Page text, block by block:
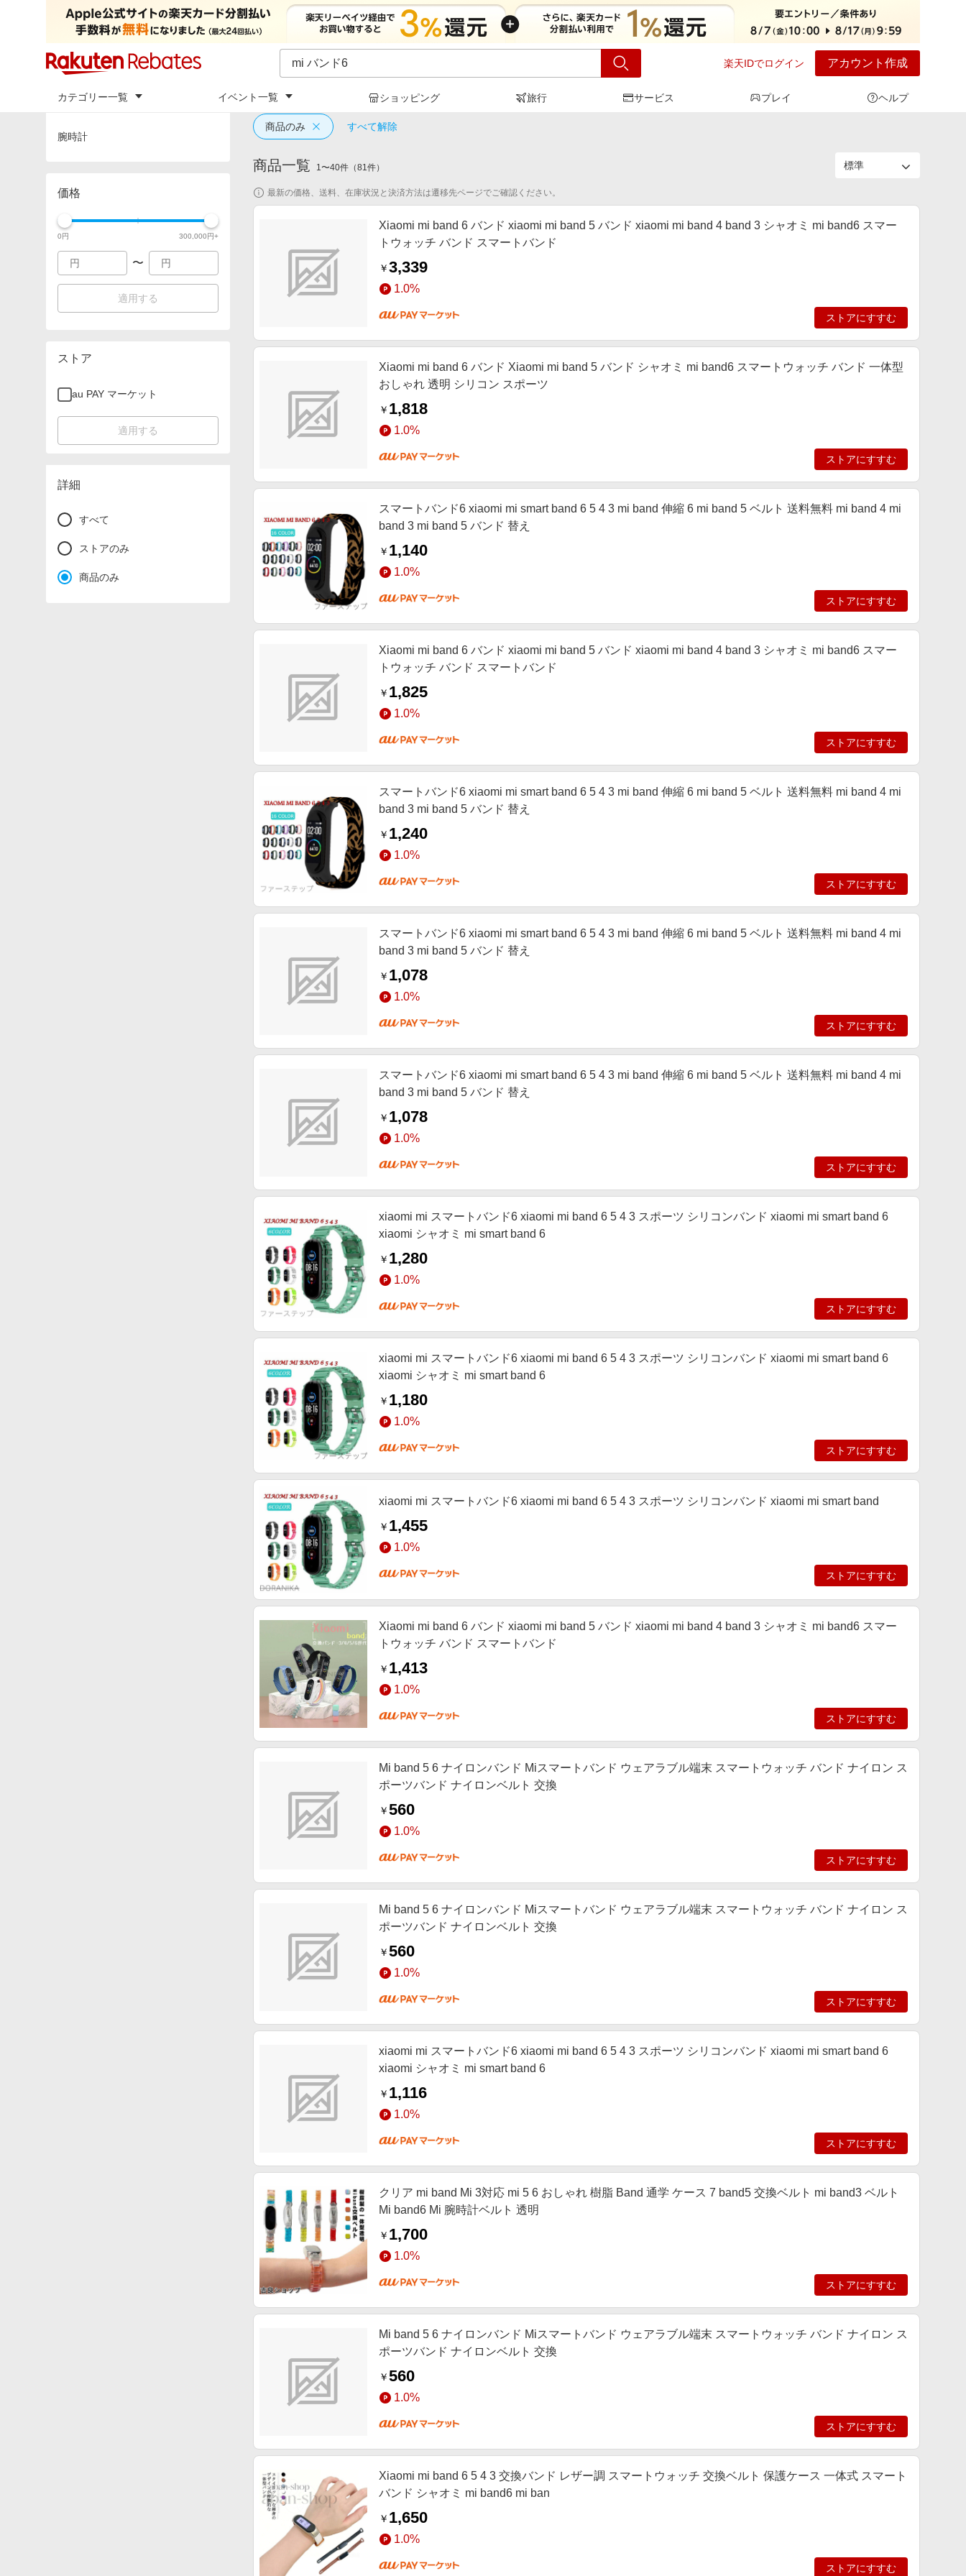
楽天IDでログイン アカウント作成
カテゴリー一覧 イベント一覧 ショッピング 旅行 サービス プレイ ヘルプ
カテゴリ
腕時計
価格
0円 300,000円+
〜
適用する
ストア
au PAY マーケット
適用する
詳細
すべて
ストアのみ
商品のみ
トップ 」の検索結果
商品のみ すべて解除
商品一覧 1〜40件 （81件）
最新の価格、送料、在庫状況と決済方法は遷移先ページでご確認ください。
Xiaomi mi band 6 バンド xiaomi mi band 5 バンド xiaomi mi band 4 band 3 シャオミ mi band6 スマー
トウォッチ バンド スマートバンド
￥3,339
1.0%
ストアにすすむ
Xiaomi mi band 6 バンド Xiaomi mi band 5 バンド シャオミ mi band6 スマートウォッチ バンド 一体型
おしゃれ 透明 シリコン スポーツ
￥ 1,818
1.0%
ストアにすすむ
スマートバンド6 xiaomi mi smart band 6 5 4 3 mi band 伸縮 6 mi band 5 ベルト 送料無料 mi band 4 mi
band 3 mi band 5 バンド 替え
￥ 1,140
1.0%
ストアにすすむ
Xiaomi mi band 6 バンド xiaomi mi band 5 バンド xiaomi mi band 4 band 3 シャオミ mi band6 スマー
トウォッチ バンド スマートバンド
￥ 1,825
1.0%
ストアにすすむ
スマートバンド6 xiaomi mi smart band 6 5 4 3 mi band 伸縮 6 mi band 5 ベルト 送料無料 mi band 4 mi
band 3 mi band 5 バンド 替え
￥ 1,240
1.0%
ストアにすすむ
スマートバンド6 xiaomi mi smart band 6 5 4 3 mi band 伸縮 6 mi band 5 ベルト 送料無料 mi band 4 mi
band 3 mi band 5 バンド 替え
￥ 1,078
1.0%
ストアにすすむ
スマートバンド6 xiaomi mi smart band 6 5 4 3 mi band 伸縮 6 mi band 5 ベルト 送料無料 mi band 4 mi
band 3 mi band 5 バンド 替え
￥ 1,078
1.0%
ストアにすすむ
xiaomi mi スマートバンド6 xiaomi mi band 6 5 4 3 スポーツ シリコンバンド xiaomi mi smart band 6
xiaomi シャオミ mi smart band 6
￥ 1,280
1.0%
ストアにすすむ
xiaomi mi スマートバンド6 xiaomi mi band 6 5 4 3 スポーツ シリコンバンド xiaomi mi smart band 6
xiaomi シャオミ mi smart band 6
￥ 1,180
1.0%
ストアにすすむ
xiaomi mi スマートバンド6 xiaomi mi band 6 5 4 3 スポーツ シリコンバンド xiaomi mi smart band
￥ 1,455
1.0%
ストアにすすむ
Xiaomi mi band 6 バンド xiaomi mi band 5 バンド xiaomi mi band 4 band 3 シャオミ mi band6 スマー
トウォッチ バンド スマートバンド
￥ 1,413
1.0%
ストアにすすむ
Mi band 5 6 ナイロンバンド Miスマートバンド ウェアラブル端末 スマートウォッチ バンド ナイロン ス
ポーツバンド ナイロンベルト 交換
￥560
1.0%
ストアにすすむ
Mi band 5 6 ナイロンバンド Miスマートバンド ウェアラブル端末 スマートウォッチ バンド ナイロン ス
ポーツバンド ナイロンベルト 交換
￥560
1.0%
ストアにすすむ
xiaomi mi スマートバンド6 xiaomi mi band 6 5 4 3 スポーツ シリコンバンド xiaomi mi smart band 6
xiaomi シャオミ mi smart band 6
￥ 1,116
1.0%
ストアにすすむ
クリア mi band Mi 3対応 mi 5 6 おしゃれ 樹脂 Band 通学 ケース 7 band5 交換ベルト mi band3 ベルト
Mi band6 Mi 腕時計ベルト 透明
￥ 1,700
1.0%
ストアにすすむ
Mi band 5 6 ナイロンバンド Miスマートバンド ウェアラブル端末 スマートウォッチ バンド ナイロン ス
ポーツバンド ナイロンベルト 交換
￥560
1.0%
ストアにすすむ
Xiaomi mi band 6 5 4 3 交換バンド レザー調 スマートウォッチ 交換ベルト 保護ケース 一体式 スマート
バンド シャオミ mi band6 mi ban
￥ 1,650
1.0%
ストアにすすむ